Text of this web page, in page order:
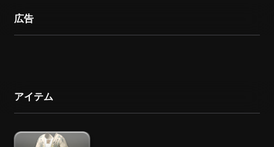
広告
アイテム